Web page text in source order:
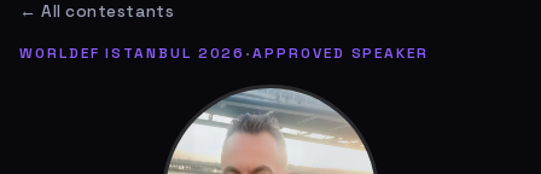
← All contestants
WORLDEF ISTANBUL 2026 ·APPROVED SPEAKER